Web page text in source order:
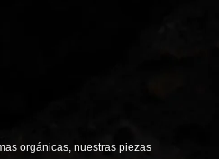
orgánicas, nuestras piezas